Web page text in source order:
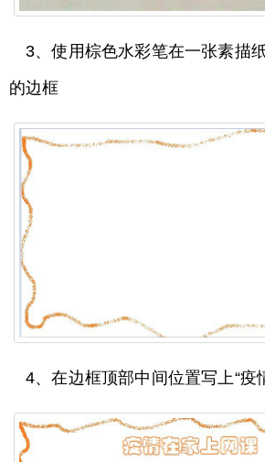
3、使用棕色水彩笔在一张素描
的边框
4、在边框顶部中间位置写上“疫